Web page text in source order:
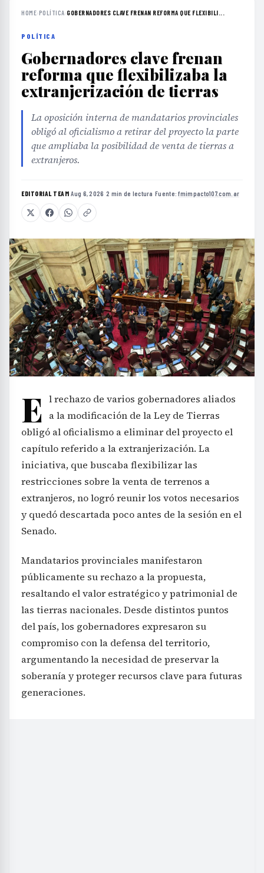
HOME›POLÍTICA›GOBERNADORES CLAVE FRENAN REFORMA QUE FLEXIBILI...
POLÍTICA
Gobernadores clave frenan
reforma que flexibilizaba la
extranjerización de tierras
La oposición interna de mandatarios provinciales
obligó al oficialismo a retirar del proyecto la parte
que ampliaba la posibilidad de venta de tierras a
extranjeros.
EDITORIAL TEAM·Aug 6, 2026 ·2 min de lectura ·Fuente:fmimpacto107.com.ar
E l rechazo de varios gobernadores aliados
a la modificación de la Ley de Tierras
obligó al oficialismo a eliminar del proyecto el
capítulo referido a la extranjerización. La
iniciativa, que buscaba flexibilizar las
restricciones sobre la venta de terrenos a
extranjeros, no logró reunir los votos necesarios
y quedó descartada poco antes de la sesión en el
Senado.
Mandatarios provinciales manifestaron
públicamente su rechazo a la propuesta,
resaltando el valor estratégico y patrimonial de
las tierras nacionales. Desde distintos puntos
del país, los gobernadores expresaron su
compromiso con la defensa del territorio,
argumentando la necesidad de preservar la
soberanía y proteger recursos clave para futuras
generaciones.